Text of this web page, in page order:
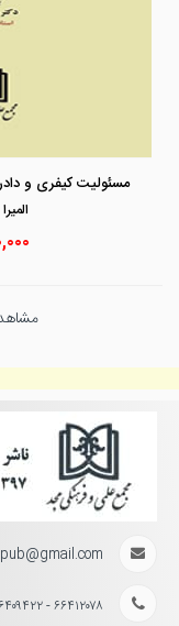
۶۶۴۱۲۰۷۸ - ۶۶۴۰۹۴۲۲ - ۶۶۴۹۵۰۳۴